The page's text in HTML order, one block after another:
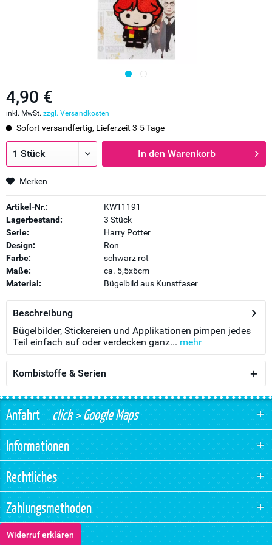
4,90 €
inkl. MwSt. zzgl. Versandkosten
Sofort versandfertig, Lieferzeit 3-5 Tage
In den Warenkorb
Merken
Artikel-Nr.:
KW11191
Lagerbestand:
3 Stück
Serie:
Harry Potter
Design:
Ron
Farbe:
schwarz rot
Maße:
ca. 5,5x6cm
Material:
Bügelbild aus Kunstfaser
Beschreibung
Bügelbilder, Stickereien und Applikationen pimpen jedes
Teil einfach auf oder verdecken ganz... mehr
Kombistoffe & Serien
Anfahrtclick > Google Maps
Informationen
Rechtliches
Zahlungsmethoden
Widerruf erklären